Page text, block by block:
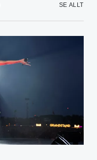
SE ALLT